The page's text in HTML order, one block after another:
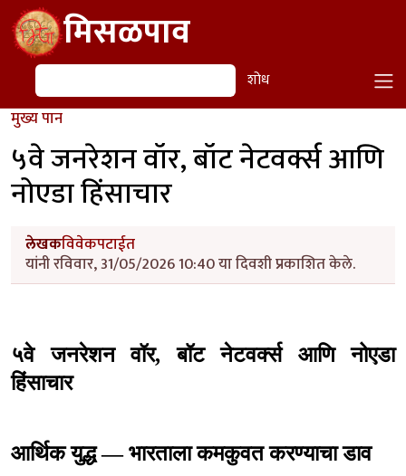
Skip to main contentमिसळपाव
शोध शोध
मुख्य पान
५वे जनरेशन वॉर, बॉट नेटवर्क्स आणि
नोएडा हिंसाचार
लेखकविवेकपटाईत
यांनी रविवार, 31/05/2026 10:40 या दिवशी प्रकाशित केले.
५वे जनरेशन वॉर, बॉट नेटवर्क्स आणि नोएडा
हिंसाचार
आर्थिक युद्ध — भारताला कमकुवत करण्याचा डाव